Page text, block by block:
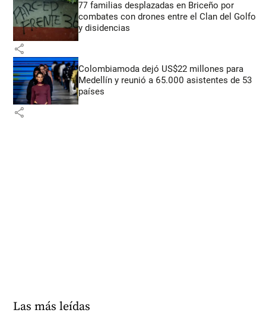
77 familias desplazadas en Briceño por
combates con drones entre el Clan del Golfo
y disidencias
share
Colombiamoda dejó US$22 millones para
Medellín y reunió a 65.000 asistentes de 53
países
share
Las más leídas